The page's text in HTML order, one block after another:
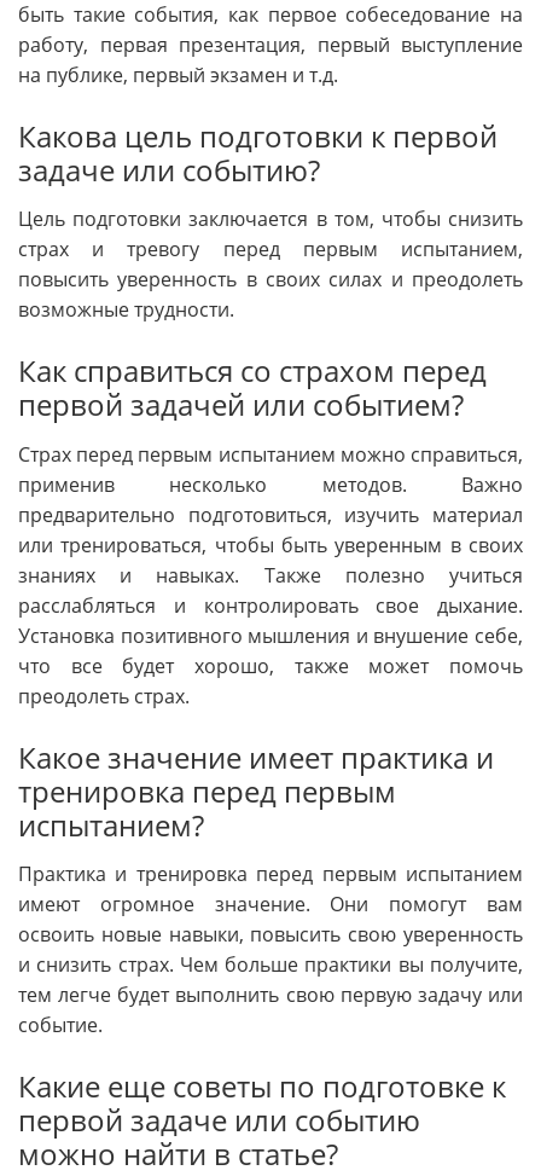
быть такие события, как первое собеседование на
работу, первая презентация, первый выступление
на публике, первый экзамен и т.д.
Какова цель подготовки к первой
задаче или событию?
Цель подготовки заключается в том, чтобы снизить
страх и тревогу перед первым испытанием,
повысить уверенность в своих силах и преодолеть
возможные трудности.
Как справиться со страхом перед
первой задачей или событием?
Страх перед первым испытанием можно справиться,
применив несколько методов. Важно
предварительно подготовиться, изучить материал
или тренироваться, чтобы быть уверенным в своих
знаниях и навыках. Также полезно учиться
расслабляться и контролировать свое дыхание.
Установка позитивного мышления и внушение себе,
что все будет хорошо, также может помочь
преодолеть страх.
Какое значение имеет практика и
тренировка перед первым
испытанием?
Практика и тренировка перед первым испытанием
имеют огромное значение. Они помогут вам
освоить новые навыки, повысить свою уверенность
и снизить страх. Чем больше практики вы получите,
тем легче будет выполнить свою первую задачу или
событие.
Какие еще советы по подготовке к
первой задаче или событию
можно найти в статье?